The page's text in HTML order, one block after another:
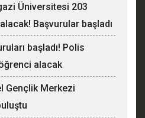
Üniversitesi 203
Başvurular başladı
başladı! Polis
alacak
Gençlik Merkezi